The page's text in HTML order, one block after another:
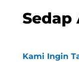
Sedap
Kami Ingin